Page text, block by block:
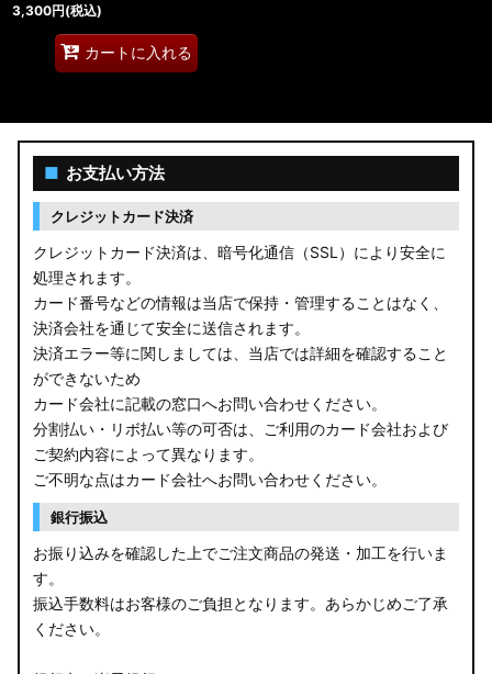
3,300円(税込)
カートに入れる
■ お支払い方法
クレジットカード決済
クレジットカード決済は、暗号化通信（SSL）により安全に
処理されます。
カード番号などの情報は当店で保持・管理することはなく、
決済会社を通じて安全に送信されます。
決済エラー等に関しましては、当店では詳細を確認すること
ができないため
カード会社に記載の窓口へお問い合わせください。
分割払い・リボ払い等の可否は、ご利用のカード会社および
ご契約内容によって異なります。
ご不明な点はカード会社へお問い合わせください。
銀行振込
お振り込みを確認した上でご注文商品の発送・加工を行いま
す。
振込手数料はお客様のご負担となります。あらかじめご了承
ください。